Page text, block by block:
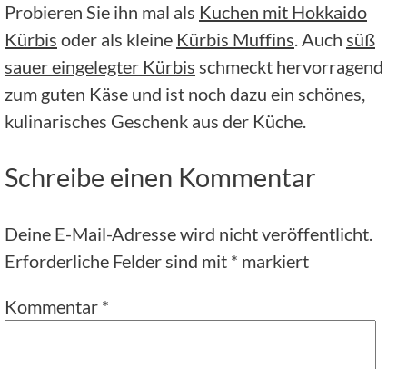
Probieren Sie ihn mal als Kuchen mit Hokkaido
Kürbis oder als kleine Kürbis Muffins. Auch süß
sauer eingelegter Kürbis schmeckt hervorragend
zum guten Käse und ist noch dazu ein schönes,
kulinarisches Geschenk aus der Küche.
Schreibe einen Kommentar
Deine E-Mail-Adresse wird nicht veröffentlicht.
Erforderliche Felder sind mit * markiert
Kommentar *